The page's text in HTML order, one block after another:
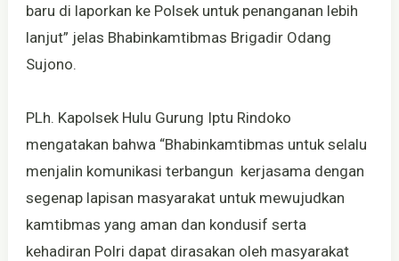
baru di laporkan ke Polsek untuk penanganan lebih
lanjut” jelas Bhabinkamtibmas Brigadir Odang
Sujono.
PLh. Kapolsek Hulu Gurung Iptu Rindoko
mengatakan bahwa “Bhabinkamtibmas untuk selalu
menjalin komunikasi terbangun kerjasama dengan
segenap lapisan masyarakat untuk mewujudkan
kamtibmas yang aman dan kondusif serta
kehadiran Polri dapat dirasakan oleh masyarakat